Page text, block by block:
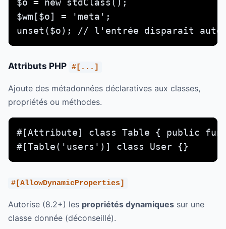
$o = new stdClass();
$wm[$o] = 'meta';
unset($o); // l'entrée disparaît
Attributs PHP #[...]
Ajoute des métadonnées déclaratives aux classes,
propriétés ou méthodes.
#[Attribute] class Table { public
#[Table('users')] class User {}
#[AllowDynamicProperties]
Autorise (8.2+) les propriétés dynamiques sur une
classe donnée (déconseillé).